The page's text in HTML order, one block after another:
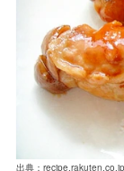
出典：recipe.rakuten.co.jp